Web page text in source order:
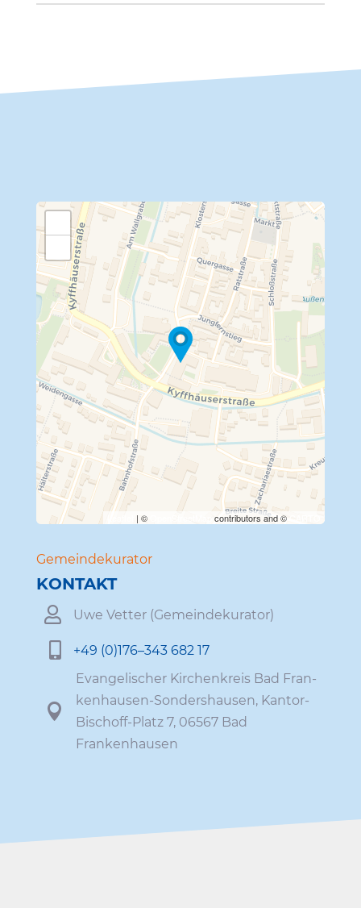
Travelers' Map wird geladen …
Wenn du dies siehst, nachdem
deine Seite vollständig geladen
wurde, fehlen leafletJS-Dateien.
| © contributors and ©
Gemein­de­ku­rator
KONTAKT

Uwe Vetter (Gemein­de­ku­rator)
 +49 (0)176–343 682 17

Evan­ge­li­scher Kirchen­kreis Bad Fran­
ken­hausen-Sonders­hausen, Kantor-
Bischoff-Platz 7, 06567 Bad
Frankenhausen